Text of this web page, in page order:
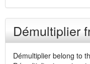
Démultiplier
Démultiplier belong to